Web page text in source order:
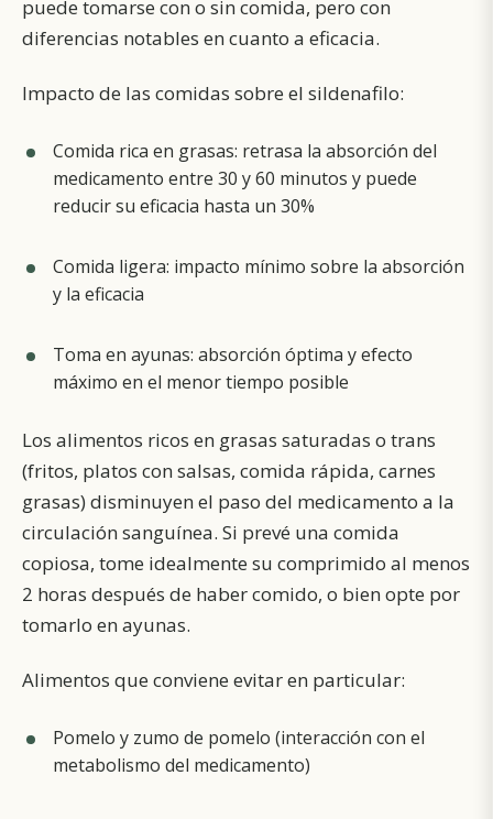
puede tomarse con o sin comida, pero con
diferencias notables en cuanto a eficacia.
Impacto de las comidas sobre el sildenafilo:
Comida rica en grasas: retrasa la absorción del
medicamento entre 30 y 60 minutos y puede
reducir su eficacia hasta un 30%
Comida ligera: impacto mínimo sobre la absorción
y la eficacia
Toma en ayunas: absorción óptima y efecto
máximo en el menor tiempo posible
Los alimentos ricos en grasas saturadas o trans
(fritos, platos con salsas, comida rápida, carnes
grasas) disminuyen el paso del medicamento a la
circulación sanguínea. Si prevé una comida
copiosa, tome idealmente su comprimido al menos
2 horas después de haber comido, o bien opte por
tomarlo en ayunas.
Alimentos que conviene evitar en particular:
Pomelo y zumo de pomelo (interacción con el
metabolismo del medicamento)